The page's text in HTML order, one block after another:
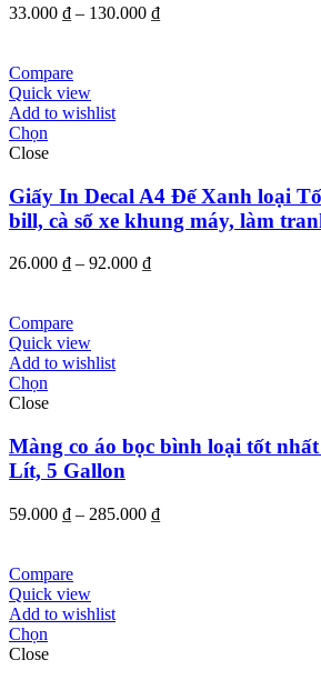
33.000 ₫ – 130.000 ₫Khoảng
Compare
Quick view
Add to wishlist
Chọn
Close
Giấy In Decal A4 Đế Xanh loại
bill, cà số xe khung máy, làm
26.000 ₫ – 92.000 ₫Khoảng
Compare
Quick view
Add to wishlist
Chọn
Close
Màng co áo bọc bình loại tốt
Lít, 5 Gallon
59.000 ₫ – 285.000 ₫Khoảng
Compare
Quick view
Add to wishlist
Chọn
Close